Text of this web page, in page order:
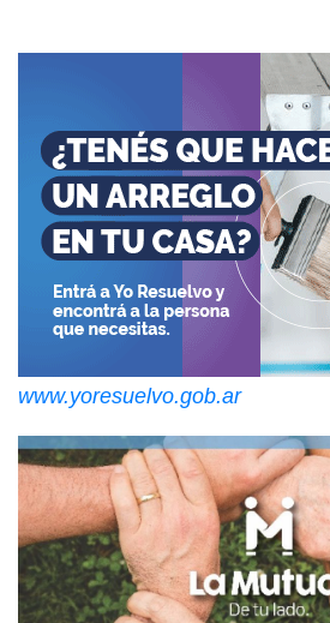
www.yoresuelvo.gob.ar